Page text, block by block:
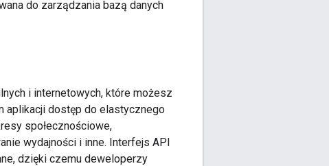
do zarządzania bazą danych
i internetowych, które możesz
aplikacji dostęp do elastycznego
społecznościowe,
wydajności i inne. Interfejs API
dzięki czemu deweloperzy